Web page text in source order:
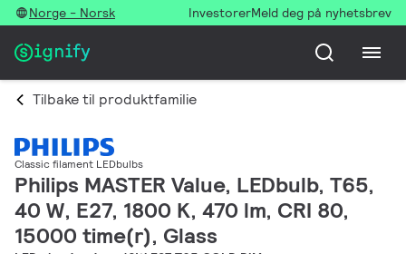
Norge - Norsk InvestorerMeld deg på nyhetsbrev
Tilbake til produktfamilie
Classic filament LEDbulbs
Philips MASTER Value, LEDbulb, T65,
40 W, E27, 1800 K, 470 lm, CRI 80,
15000 time(r), Glass